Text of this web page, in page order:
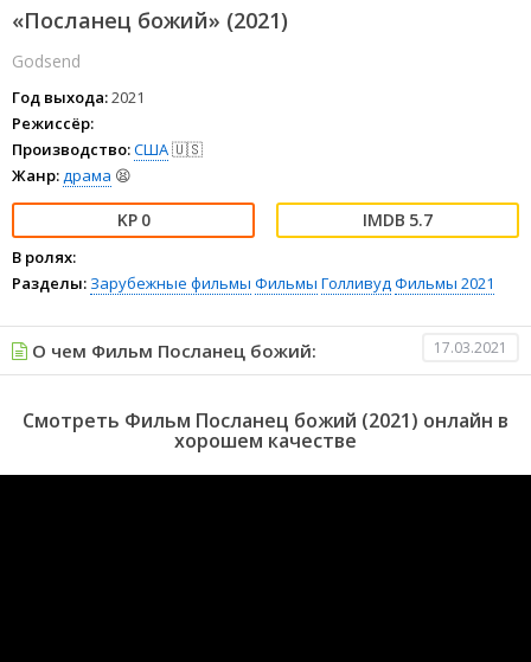
«Посланец божий» (2021)
Godsend
Год выхода:2021
Режиссёр:
Производство:США🇺🇸
Жанр:драма 😫
0 5.7
В ролях:
Разделы: Зарубежные фильмы Фильмы ГолливудФильмы 2021
О чем Фильм Посланец божий: 17.03.2021
Смотреть Фильм Посланец божий (2021) онлайн в
хорошем качестве